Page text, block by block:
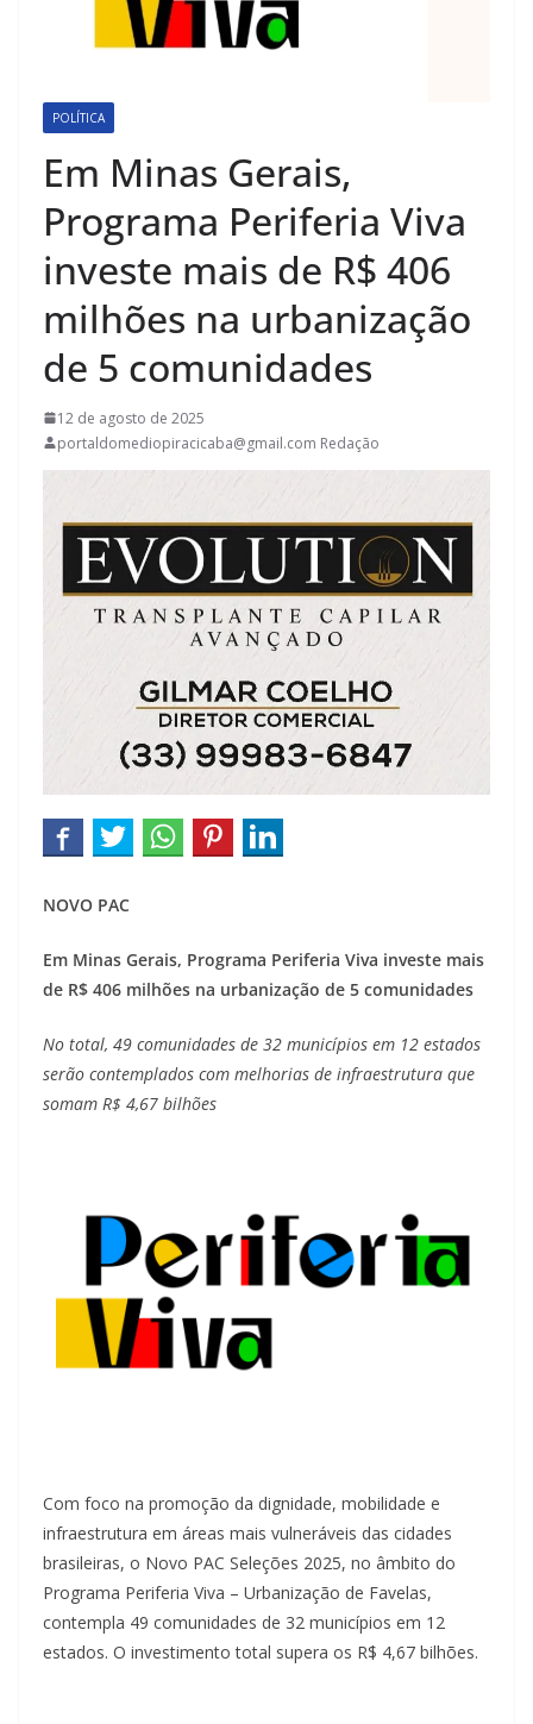
POLÍTICA
Em Minas Gerais,
Programa Periferia Viva
investe mais de R$ 406
milhões na urbanização
de 5 comunidades
12 de agosto de 2025
portaldomediopiracicaba@gmail.com Redação
NOVO PAC
Em Minas Gerais, Programa Periferia Viva investe mais
de R$ 406 milhões na urbanização de 5 comunidades
No total, 49 comunidades de 32 municípios em 12 estados
serão contemplados com melhorias de infraestrutura que
somam R$ 4,67 bilhões
Com foco na promoção da dignidade, mobilidade e
infraestrutura em áreas mais vulneráveis das cidades
brasileiras, o Novo PAC Seleções 2025, no âmbito do
Programa Periferia Viva – Urbanização de Favelas,
contempla 49 comunidades de 32 municípios em 12
estados. O investimento total supera os R$ 4,67 bilhões.